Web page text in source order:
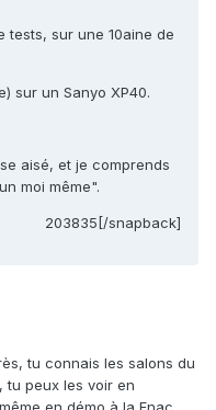
tests, sur une 10aine de
sur un Sanyo XP40.
aisé, et je comprends
moi même".
203835[/snapback]
tu connais les salons du
tu peux les voir en